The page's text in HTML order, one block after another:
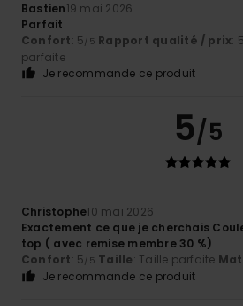
Bastien19 mai 2026
Parfait
Confort: 5/5 Rapport qualité / prix: 5
parfaite
Je recommande ce produit
5/5
Christophe10 mai 2026
Exactement ce que je cherchais
top ( avec remise membre 30 %)
Confort: 5/5 Taille: Taille parfaite
Je recommande ce produit